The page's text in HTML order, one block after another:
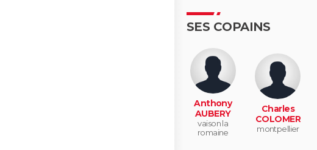
SES COPAINS
Anthony
AUBERY
vaison la
romaine
Charles
COLOMER
montpellier